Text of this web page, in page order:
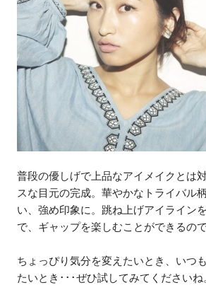
普段の優しげで上品なアイメイクとは
スな目元の完成。華やかなトライバル
い、強め印象に。跳ね上げアイライン
で、ギャップを楽しむことができるので
ちょっぴり気分を変えたいとき、いつ
たいとき･･･ぜひ試してみてくださいね